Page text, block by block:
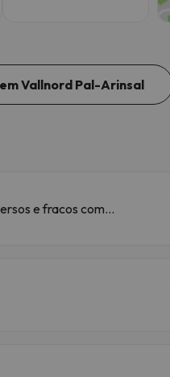
Vallnord Pal-Arinsal
e fracos com